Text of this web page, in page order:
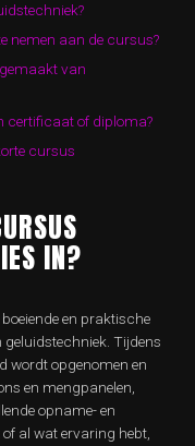
nemen aan de cursus?
van
certificaat of diploma?
cursus
IN?
en praktische
Tijdens
wordt opgenomen en
en mengpanelen,
opname- en
al wat ervaring hebt,